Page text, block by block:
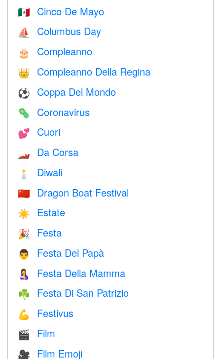
🇲🇽 Cinco De Mayo
⛵️ Columbus Day
🎂 Compleanno
👑 Compleanno Della Regina
⚽ Coppa Del Mondo
🦠 Coronavirus
💕 Cuori
🏎 Da Corsa
🕯 Diwali
🇨🇳 Dragon Boat Festival
☀️ Estate
🎉 Festa
👨 Festa Del Papà
🤱 Festa Della Mamma
☘️ Festa Di San Patrizio
💪 Festivus
🎬 Film
🎥 Film Emoji